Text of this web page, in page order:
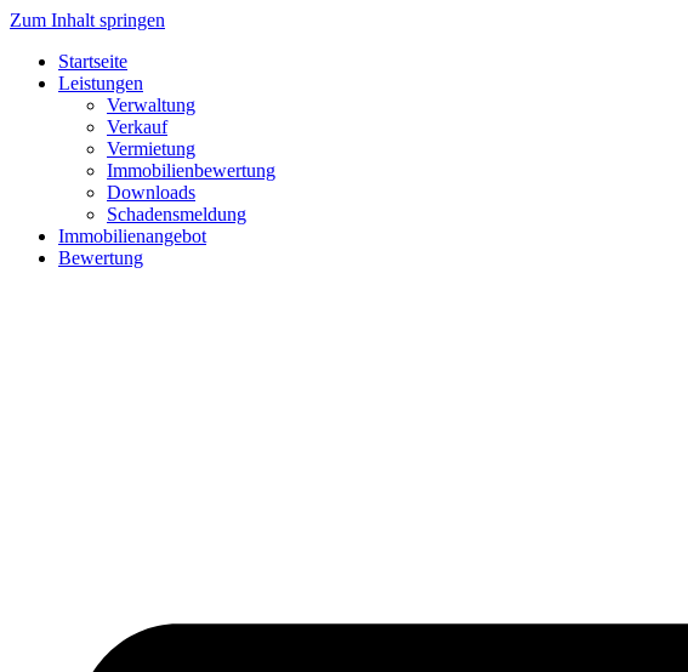
Zum Inhalt springen
Startseite
Leistungen
Verwaltung
Verkauf
Vermietung
Immobilienbewertung
Downloads
Schadensmeldung
Immobilienangebot
Bewertung